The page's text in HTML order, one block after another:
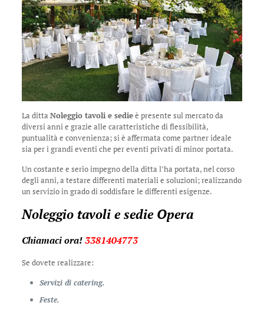
La ditta Noleggio tavoli e sedieè presente sul mercato da
diversi anni e grazie alle caratteristiche di flessibilità,
puntualità e convenienza; si è affermata come partner ideale
sia per i grandi eventi che per eventi privati di minor portata.
Un costante e serio impegno della ditta l’ha portata, nel corso
degli anni, a testare differenti materiali e soluzioni; realizzando
un servizio in grado di soddisfare le differenti esigenze.
Noleggio tavoli e sedie Opera
Chiamaci ora!3381404773
Se dovete realizzare:
Servizi di catering.
Feste.